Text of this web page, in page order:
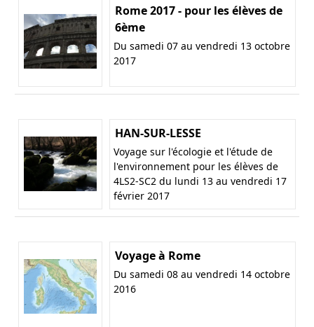
Rome 2017 - pour les élèves de
6ème
Du samedi 07 au vendredi 13 octobre
2017
HAN-SUR-LESSE
Voyage sur l'écologie et l'étude de
l'environnement pour les élèves de
4LS2-SC2 du lundi 13 au vendredi 17
février 2017
Voyage à Rome
Du samedi 08 au vendredi 14 octobre
2016